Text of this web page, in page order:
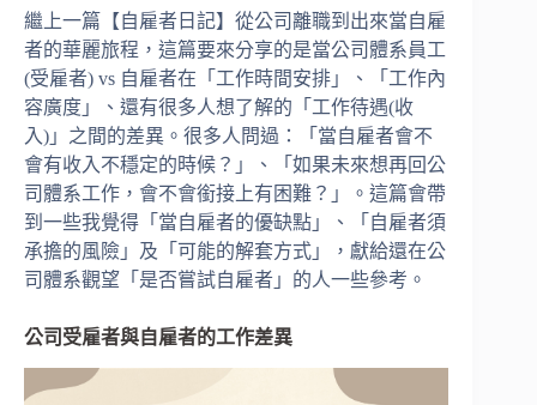
繼上一篇【自雇者日記】從公司離職到出來當自雇
者的華麗旅程，這篇要來分享的是當公司體系員工
(受雇者) vs 自雇者在「工作時間安排」、「工作內
容廣度」、還有很多人想了解的「工作待遇(收
入)」之間的差異。很多人問過：「當自雇者會不
會有收入不穩定的時候？」、「如果未來想再回公
司體系工作，會不會銜接上有困難？」。這篇會帶
到一些我覺得「當自雇者的優缺點」、「自雇者須
承擔的風險」及「可能的解套方式」，獻給還在公
司體系觀望「是否嘗試自雇者」的人一些參考。
公司受雇者與自雇者的工作差異